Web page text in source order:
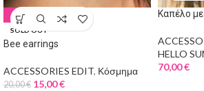
-25%
SOLD OUT
Bee earrings
ACCESSORIES EDIT, Κόσμημα
20,00€ 15,00€
Καπέλο
HELLO
70,00€